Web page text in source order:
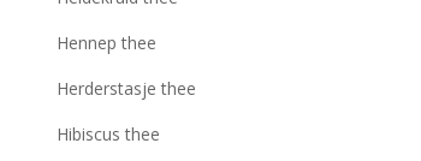
Hennep thee
Herderstasje thee
Hibiscus thee